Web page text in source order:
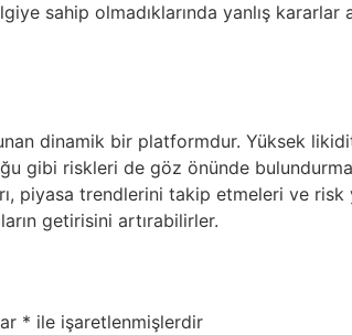
sahip olmadıklarında yanlış
dinamik bir platformdur. Yüksek
gibi riskleri de göz önünde
piyasa trendlerini takip etmeleri ve
getirisini artırabilirler.
* ile işaretlenmişlerdir